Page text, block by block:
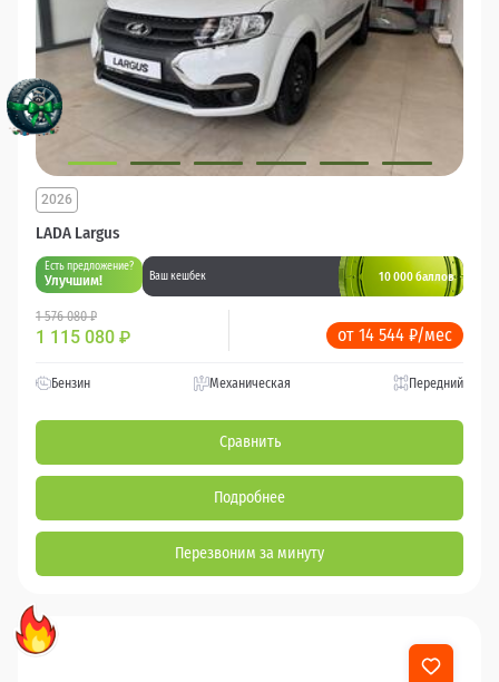
LADA Largus
2026
Есть предложение?
Улучшим! Ваш кешбек 10 000 баллов
1 576 080 ₽
1 115 080 ₽ от 14 544 ₽/мес
Бензин Механическая Передний
Сравнить
Подробнее
Перезвоним за минуту